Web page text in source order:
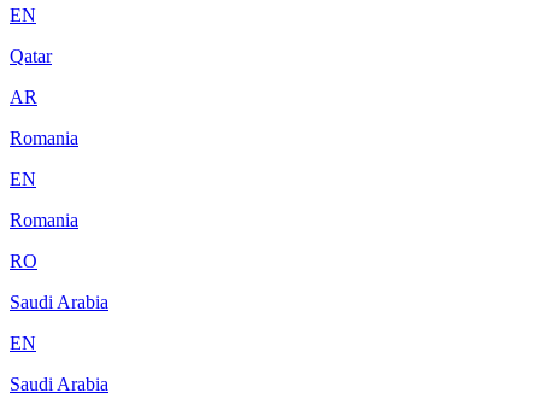
EN
Qatar
AR
Romania
EN
Romania
RO
Saudi Arabia
EN
Saudi Arabia